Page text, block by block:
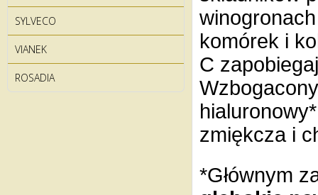
SYLVECO
VIANEK
ROSADIA
komórek i
C
zmiękcza i
*Głównym